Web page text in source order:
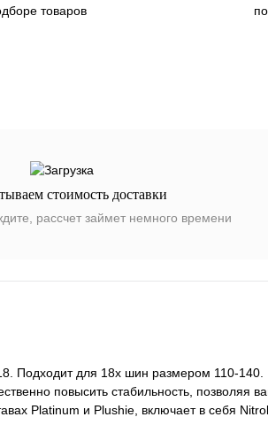
товаров
стоимость доставки
рассчет займет немного времени
Подходит для 18х шин размером 110-
повысить стабильность, позволяя
Platinum и Plushie, включает в себя